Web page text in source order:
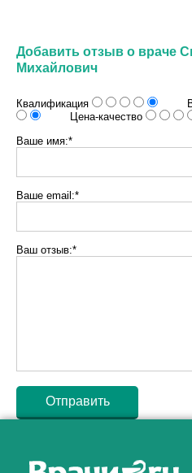
Добавить отзыв о враче
Михайлович
Квалификация
Цена-качество
Ваше имя:*
Ваше email:*
Ваш отзыв:*